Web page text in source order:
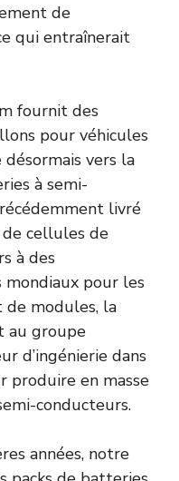
de
qui entraînerait
fournit des
pour véhicules
vers la
à semi-
livré
cellules de
à des
pour les
modules, la
au groupe
d’ingénierie dans
produire en masse
conducteurs.
années, notre